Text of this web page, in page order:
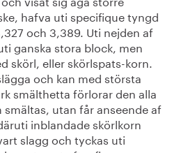
hafva uti specifique tyngd
och 3,389. Uti nejden af
ganska stora block, men
skörl, eller skörlspats-korn.
och kan med största
smälthetta förlorar den alla
utan får anseende af
inblandade skörlkorn
slagg och tyckas uti